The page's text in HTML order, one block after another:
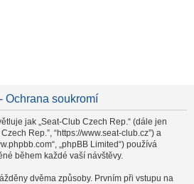
Ochrana soukromí
jak „Seat-Club Czech Rep.“ (dále jen
Czech Rep.”, “https://www.seat-club.cz”) a
„phpBB Limited“) používá
během každé vaší návštěvy.
dvěma způsoby. Prvním při vstupu na